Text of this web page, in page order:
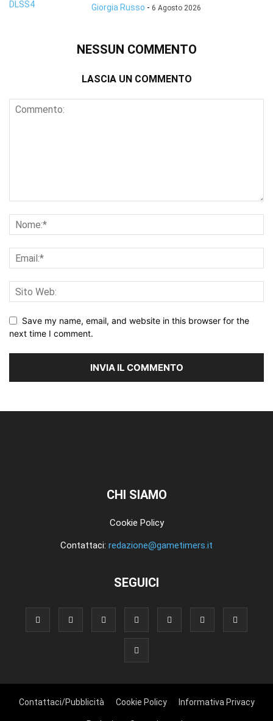
Giorgia Russo - 6 Agosto 2026
NESSUN COMMENTO
LASCIA UN COMMENTO
Save my name, email, and website in this browser for the
next time I comment.
CHI SIAMO
Cookie Policy
Contattaci: redazione@gametimers.it
SEGUICI
Contattaci/Pubblicità Cookie Policy Informativa Privacy